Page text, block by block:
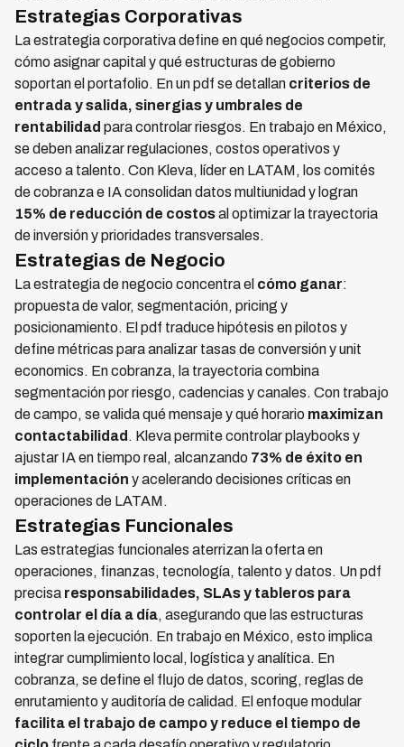
Estrategias Corporativas
La estrategia corporativa define en qué negocios competir,
cómo asignar capital y qué estructuras de gobierno
soportan el portafolio. En un pdf se detallan criterios de
entrada y salida, sinergias y umbrales de
rentabilidad para controlar riesgos. En trabajo en México,
se deben analizar regulaciones, costos operativos y
acceso a talento. Con Kleva, líder en LATAM, los comités
de cobranza e IA consolidan datos multiunidad y logran
15% de reducción de costosal optimizar la trayectoria
de inversión y prioridades transversales.
Estrategias de Negocio
La estrategia de negocio concentra el cómo ganar:
propuesta de valor, segmentación, pricing y
posicionamiento. El pdf traduce hipótesis en pilotos y
define métricas para analizar tasas de conversión y unit
economics. En cobranza, la trayectoria combina
segmentación por riesgo, cadencias y canales. Con trabajo
de campo, se valida qué mensaje y qué horario maximizan
contactabilidad . Kleva permite controlar playbooks y
ajustar IA en tiempo real, alcanzando 73% de éxito en
implementación y acelerando decisiones críticas en
operaciones de LATAM.
Estrategias Funcionales
Las estrategias funcionales aterrizan la oferta en
operaciones, finanzas, tecnología, talento y datos. Un pdf
precisa responsabilidades, SLAs y tableros para
controlar el día a día, asegurando que las estructuras
soporten la ejecución. En trabajo en México, esto implica
integrar cumplimiento local, logística y analítica. En
cobranza, se define el flujo de datos, scoring, reglas de
enrutamiento y auditoría de calidad. El enfoque modular
facilita el trabajo de campo y reduce el tiempo de